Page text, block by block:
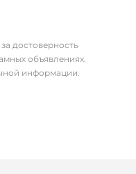
достоверность
объявлениях.
информации.